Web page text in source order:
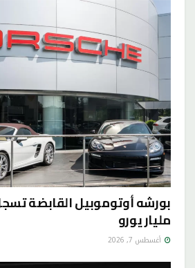
مليار يورو
أغسطس 7, 2026